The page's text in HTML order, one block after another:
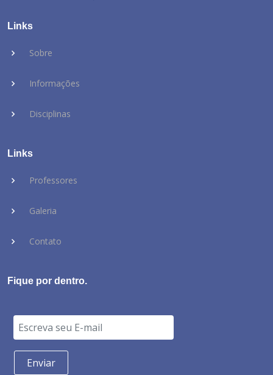
Links
Sobre
Informações
Disciplinas
Links
Professores
Galeria
Contato
Fique por dentro.